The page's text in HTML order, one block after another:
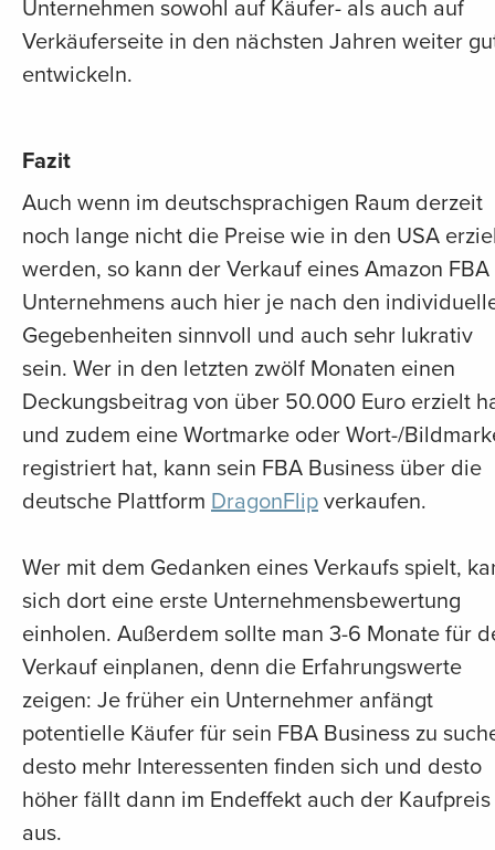
Unternehmen sowohl auf Käufer- als auch auf
Verkäuferseite in den nächsten Jahren weiter
entwickeln.
Fazit
Auch wenn im deutschsprachigen Raum derzeit
noch lange nicht die Preise wie in den USA
werden, so kann der Verkauf eines Amazon FBA
Unternehmens auch hier je nach den
Gegebenheiten sinnvoll und auch sehr lukrativ
sein. Wer in den letzten zwölf Monaten einen
Deckungsbeitrag von über 50.000 Euro erzielt
und zudem eine Wortmarke oder Wort-/
registriert hat, kann sein FBA Business über die
deutsche Plattform DragonFlipverkaufen.
Wer mit dem Gedanken eines Verkaufs spielt,
sich dort eine erste Unternehmensbewertung
einholen. Außerdem sollte man 3-6 Monate für
Verkauf einplanen, denn die Erfahrungswerte
zeigen: Je früher ein Unternehmer anfängt
potentielle Käufer für sein FBA Business zu
desto mehr Interessenten finden sich und desto
höher fällt dann im Endeffekt auch der Kaufpreis
aus.